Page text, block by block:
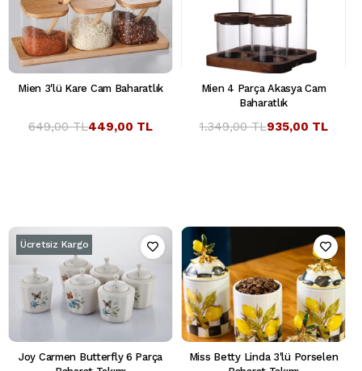
Mien 3'lü Kare Cam Baharatlık
449,00 TL
649,00 TL
Mien 4 Parça Akasya Cam
Baharatlık
935,00 TL
1.349,00 TL
Joy Carmen Butterfly 6 Parça
Ücretsiz Kargo
Miss Betty Linda 3'lü Porselen